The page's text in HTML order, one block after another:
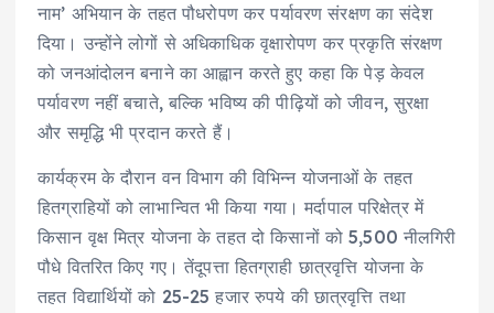
नाम’ अभियान के तहत पौधरोपण कर पर्यावरण संरक्षण का संदेश
दिया। उन्होंने लोगों से अधिकाधिक वृक्षारोपण कर प्रकृति संरक्षण
को जनआंदोलन बनाने का आह्वान करते हुए कहा कि पेड़ केवल
पर्यावरण नहीं बचाते, बल्कि भविष्य की पीढ़ियों को जीवन, सुरक्षा
और समृद्धि भी प्रदान करते हैं।
कार्यक्रम के दौरान वन विभाग की विभिन्न योजनाओं के तहत
हितग्राहियों को लाभान्वित भी किया गया। मर्दापाल परिक्षेत्र में
किसान वृक्ष मित्र योजना के तहत दो किसानों को 5,500 नीलगिरी
पौधे वितरित किए गए। तेंदूपत्ता हितग्राही छात्रवृत्ति योजना के
तहत विद्यार्थियों को 25-25 हजार रुपये की छात्रवृत्ति तथा